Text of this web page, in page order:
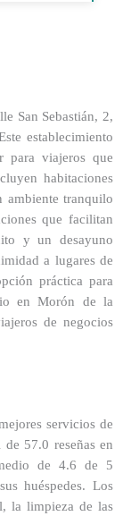
San Sebastián, 2,
establecimiento
para viajeros que
habitaciones
ambiente tranquilo
que facilitan
y un desayuno
a lugares de
práctica para
en Morón de la
de negocios
servicios de
57.0 reseñas en
de 4.6 de 5
huéspedes. Los
la limpieza de las